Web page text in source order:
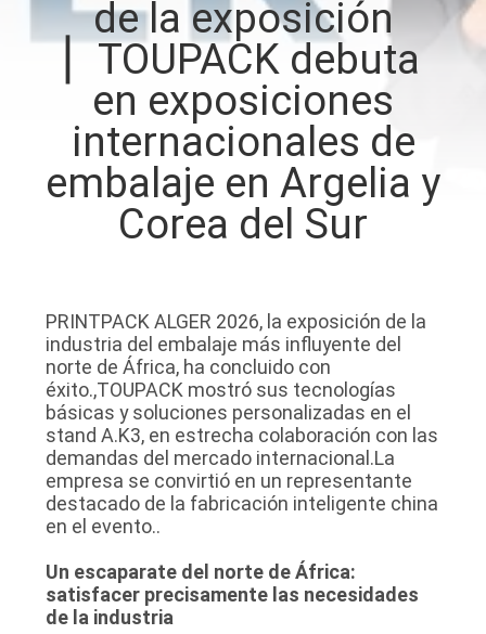
CONTROL
CALIDAD
CONTÁCTENOS
CASOS
SOLICITAR UN
PRESUPUESTO
MAPA
SITIO
de la exposición
▏TOUPACK debuta
en exposiciones
internacionales de
embalaje en Argelia y
Corea del Sur
PRINTPACK ALGER 2026, la exposición de la
industria del embalaje más influyente del
norte de África, ha concluido con
éxito.,TOUPACK mostró sus tecnologías
básicas y soluciones personalizadas en el
stand A.K3, en estrecha colaboración con las
demandas del mercado internacional.La
empresa se convirtió en un representante
destacado de la fabricación inteligente china
en el evento..
Un escaparate del norte de África:
satisfacer precisamente las necesidades
de la industria